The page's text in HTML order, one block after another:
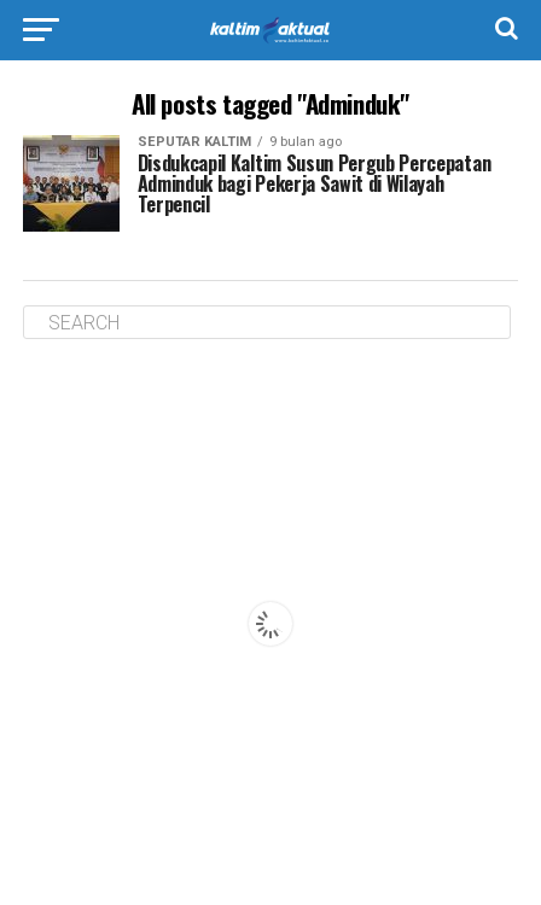
All posts tagged "Adminduk"
SEPUTAR KALTIM 9 bulan ago
Disdukcapil Kaltim Susun Pergub Percepatan
Adminduk bagi Pekerja Sawit di Wilayah
Terpencil